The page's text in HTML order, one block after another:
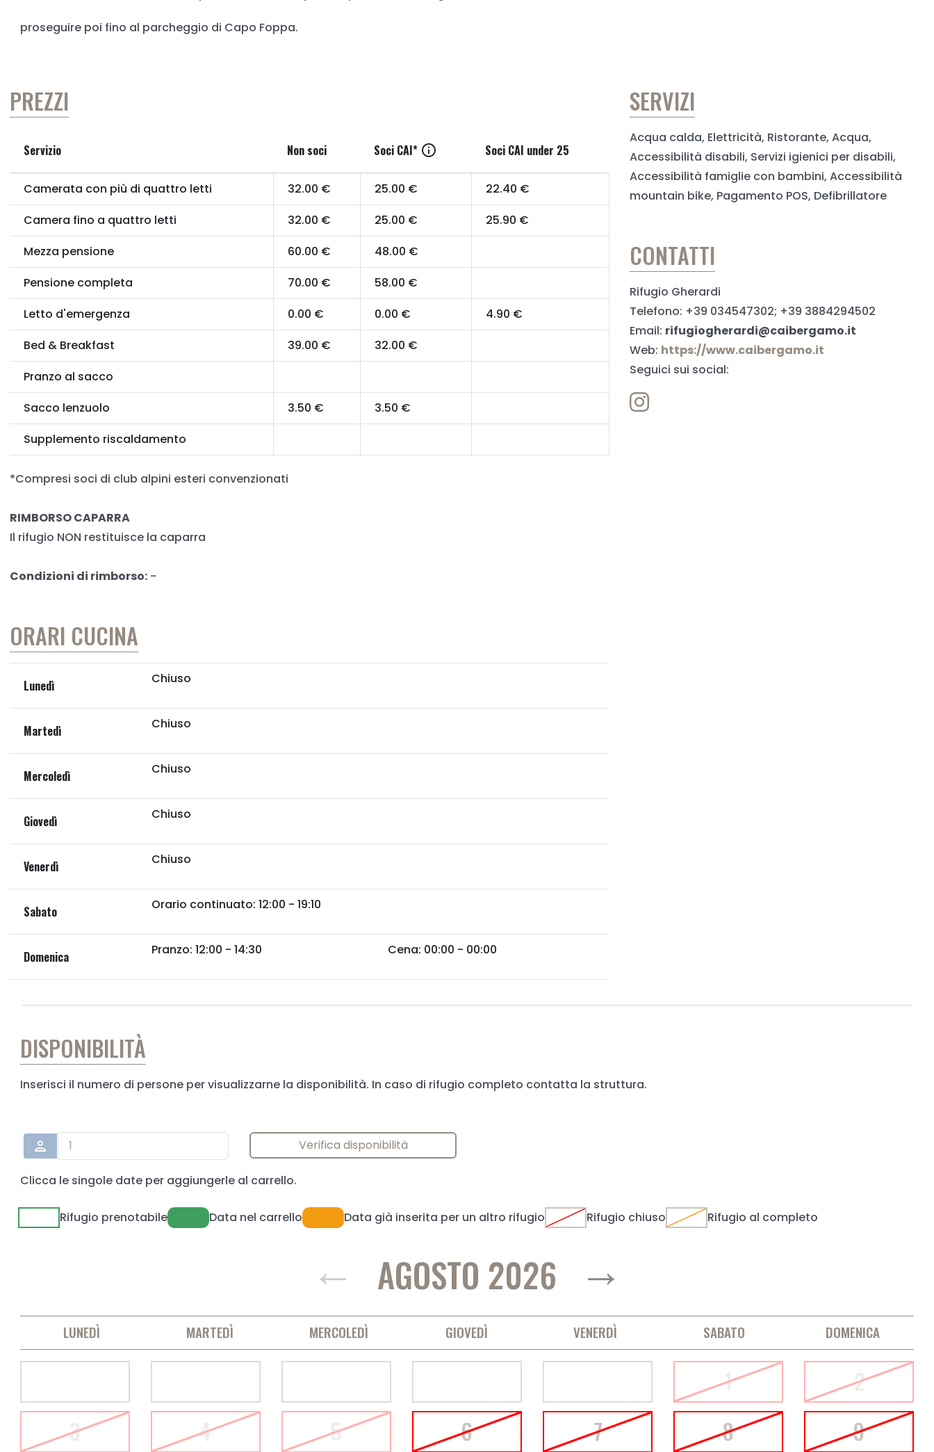
proseguire poi fino al parcheggio di Capo Foppa.
PREZZI
Servizio Non soci Soci CAI* info Soci CAI under 25
Camerata con più di quattro letti 32.00 € 25.00 €
22.40 €
Camera fino a quattro letti
32.00 € 25.00 €
25.90 €
Mezza pensione
60.00 €
48.00 €
Pensione completa
70.00 €
58.00 €
Letto d'emergenza
0.00 € 0.00 €
4.90 €
Bed & Breakfast
39.00 €
32.00 €
Pranzo al sacco
Sacco lenzuolo
3.50 €
3.50 €
Supplemento riscaldamento
*Compresi soci di club alpini esteri convenzionati
RIMBORSO CAPARRA
Il rifugio NON restituisce la caparra
Condizioni di rimborso:-
ORARI CUCINA
Lunedì Chiuso
Martedì Chiuso
Mercoledì Chiuso
Giovedì Chiuso
Venerdì Chiuso
Sabato Orario continuato: 12:00 - 19:10
Domenica Pranzo: 12:00 - 14:30 Cena: 00:00 - 00:00
SERVIZI
Acqua calda, Elettricità, Ristorante, Acqua,
Accessibilità disabili, Servizi igienici per disabili,
Accessibilità famiglie con bambini, Accessibilità
mountain bike, Pagamento POS, Defibrillatore
CONTATTI
Rifugio Gherardi
Telefono: +39 034547302; +39 3884294502
Email: rifugiogherardi@caibergamo.it
Web: https://www.caibergamo.it
Seguici sui social:
DISPONIBILITÀ
Inserisci il numero di persone per visualizzarne la disponibilità. In caso di rifugio completo contatta la struttura.
person Verifica disponibilità
Clicca le singole date per aggiungerle al carrello.
Rifugio prenotabile Data nel carrello Data già inserita per un altro rifugio Rifugio chiuso Rifugio al completo
← AGOSTO 2026 →
LUNEDÌ MARTEDÌ MERCOLEDÌ GIOVEDÌ VENERDÌ SABATO DOMENICA
1
2
3
4 5 6 7 8 9